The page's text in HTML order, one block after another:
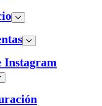
Instagram